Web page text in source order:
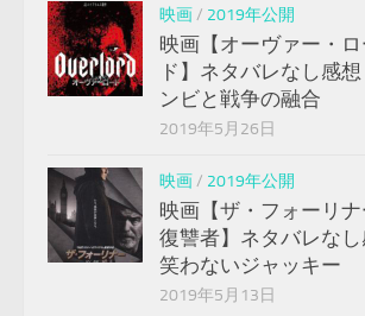
映画/ 2019年公開
映画【オーヴァー・ロ
ド】ネタバレなし感
ンビと戦争の融合
2019年5月26日
映画/ 2019年公開
映画【ザ・フォーリナ
復讐者】ネタバレなし
笑わないジャッキー
2019年5月13日